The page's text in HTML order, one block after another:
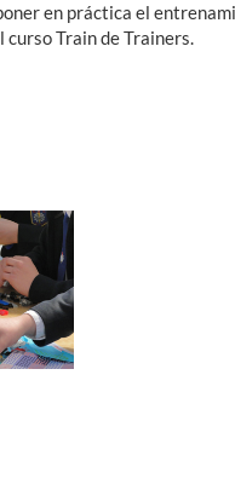
en práctica el
Train de Trainers.